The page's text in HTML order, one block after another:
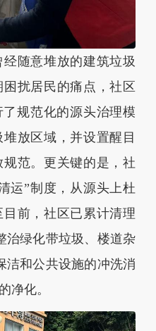
随意堆放的建筑垃圾
扰居民的痛点，社区
规范化的源头治理模
放区域，并设置醒目
范。更关键的是，社
运”制度，从源头上杜
前，社区已累计清理
治绿化带垃圾、楼道杂
洁和公共设施的冲洗消
净化。